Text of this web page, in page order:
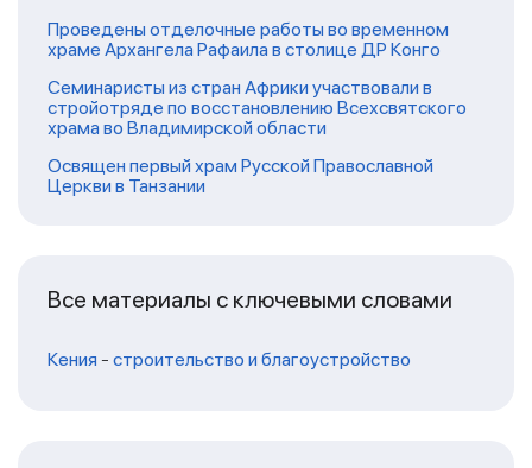
Проведены отделочные работы во временном
храме Архангела Рафаила в столице ДР Конго
Семинаристы из стран Африки участвовали в
стройотряде по восстановлению Всехсвятского
храма во Владимирской области
Освящен первый храм Русской Православной
Церкви в Танзании
Все материалы с ключевыми словами
Кения - строительство и благоустройство